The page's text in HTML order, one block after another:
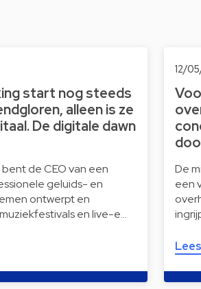
start nog steeds
alleen is ze
De digitale dawn
de CEO van een
geluids- en
ontwerpt en
en live-e…
12/
De
een